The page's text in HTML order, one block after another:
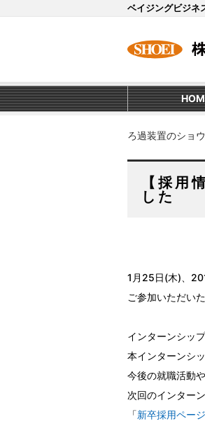
ベイジングビジネ
ろ過装置のショ
【採用
した
1月25日(木)、
ご参加いただい
インターンシッ
本インターンシ
今後の就職活動
次回のインター
「新卒採用ページ